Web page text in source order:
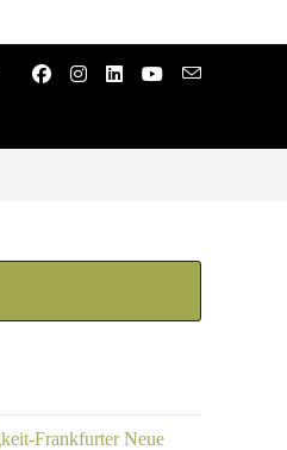
Frankfurter Neue